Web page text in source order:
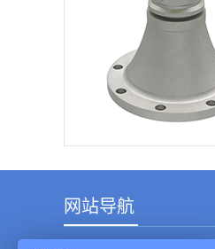
网站导航